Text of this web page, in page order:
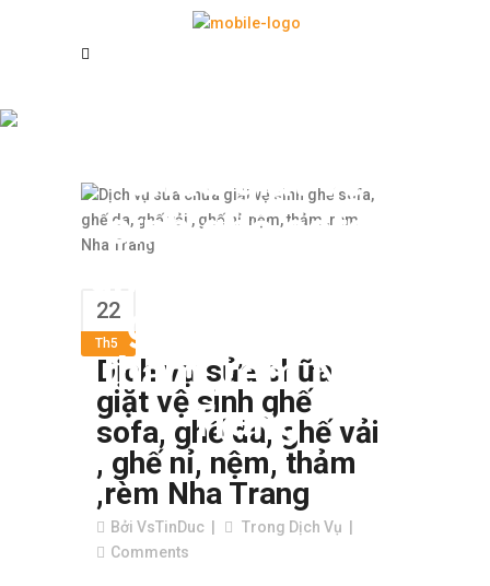
chữa giặt vệ
sinh ghế sofa,
ghế nỉ, nệm,
thảm ,rèm Nha
Trang
22
Th5
Dịch vụ sửa chữa
giặt vệ sinh ghế
sofa, ghế da, ghế vải
, ghế nỉ, nệm, thảm
,rèm Nha Trang
Bởi VsTinDuc Trong Dịch Vụ
Comments